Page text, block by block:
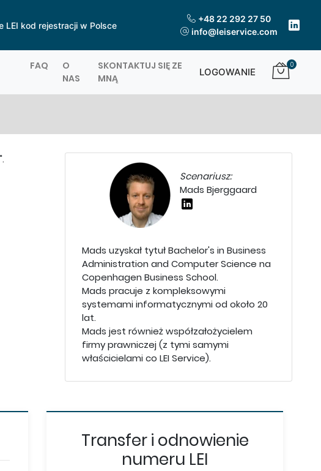
LEI kod rejestracji w Polsce
+48 22 292 27 50
info@leiservice.com
FAQ
O
NAS
SKONTAKTUJ SIĘ ZE
MNĄ
LOGOWANIE
0
Scenariusz:
Mads Bjerggaard
Mads uzyskał tytuł Bachelor's in Business
Administration and Computer Science na
Copenhagen Business School.
Mads pracuje z kompleksowymi
systemami informatycznymi od około 20
lat.
Mads jest również współzałożycielem
firmy prawniczej (z tymi samymi
właścicielami co LEI Service).
Transfer i odnowienie
numeru LEI